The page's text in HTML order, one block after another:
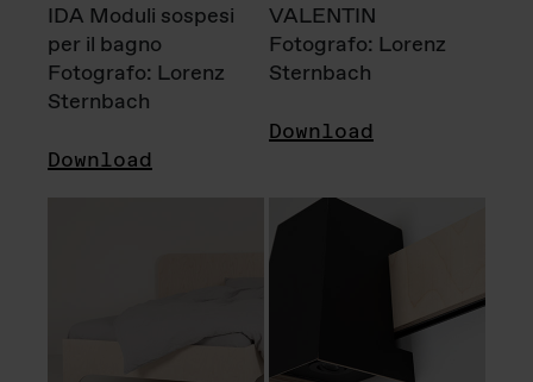
IDA Moduli sospesi
per il bagno
Fotografo: Lorenz
Sternbach
Download
VALENTIN
Fotografo: Lorenz
Sternbach
Download